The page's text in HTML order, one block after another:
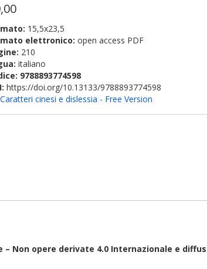
15,5x23,5
elettronico: open access PDF
210
italiano
9788893774598
https://doi.org/10.13133/9788893774598
Caratteri cinesi e dislessia - Free Version
Non opere derivate 4.0 Internazionale e